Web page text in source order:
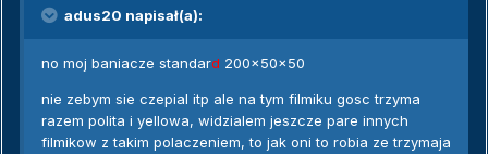
adus20 napisał(a):
no moj baniacze standard 200x50x50
nie zebym sie czepial itp ale na tym filmiku gosc trzyma
razem polita i yellowa, widzialem jeszcze pare innych
filmikow z takim polaczeniem, to jak oni to robia ze trzymaja